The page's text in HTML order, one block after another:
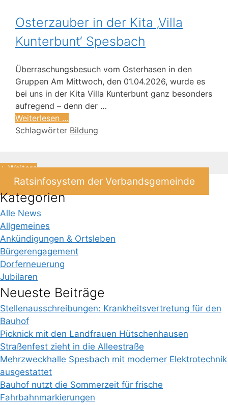
Osterzauber in der Kita ‚Villa
Kunterbunt‘ Spesbach
Überraschungsbesuch vom Osterhasen in den
Gruppen Am Mittwoch, den 01.04.2026, wurde es
bei uns in der Kita Villa Kunterbunt ganz besonders
aufregend – denn der …
Weiterlesen …
Schlagwörter Bildung
+ Weitere
Ratsinfosystem der Verbandsgemeinde
Kategorien
Alle News
Allgemeines
Ankündigungen & Ortsleben
Bürgerengagement
Dorferneuerung
Jubilaren
Neueste Beiträge
Stellenausschreibungen: Krankheitsvertretung für den
Bauhof
Picknick mit den Landfrauen Hütschenhausen
Straßenfest zieht in die Alleestraße
Mehrzweckhalle Spesbach mit moderner Elektrotechnik
ausgestattet
Bauhof nutzt die Sommerzeit für frische
Fahrbahnmarkierungen